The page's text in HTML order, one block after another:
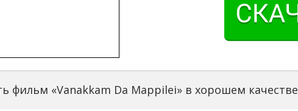
фильм «Vanakkam Da Mappilei» в хорошем качестве